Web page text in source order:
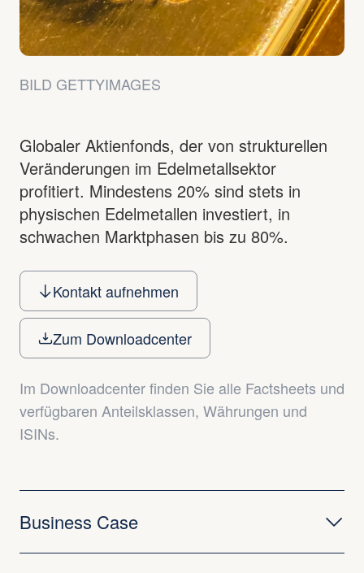
BILD GETTYIMAGES
Globaler Aktienfonds, der von strukturellen
Veränderungen im Edelmetallsektor
profitiert. Mindestens 20% sind stets in
physischen Edelmetallen investiert, in
schwachen Marktphasen bis zu 80%.
Kontakt aufnehmen
Zum Downloadcenter
Im Downloadcenter finden Sie alle Factsheets und
verfügbaren Anteilsklassen, Währungen und
ISINs.
Business Case